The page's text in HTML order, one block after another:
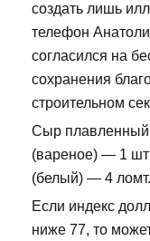
создать лишь
телефон
согласился на
сохранения
строительном
Сыр
(вареное) — 1
(белый) — 4 ломт.
Если индекс
ниже 77, то